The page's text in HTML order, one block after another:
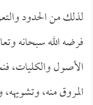
لذلك من الحدود
فرضه الله سبحانه
الأصول والكليات،
المروق منه،